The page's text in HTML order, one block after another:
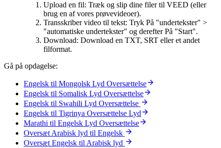
Upload en fil: Træk og slip dine filer til VEED (eller
brug en af vores prøvevideoer).
Transskriber video til tekst: Tryk På "undertekster" >
"automatiske undertekster" og derefter På "Start".
Download: Download en TXT, SRT eller et andet
filformat.
Gå på opdagelse:
Engelsk til Mongolsk Lyd Oversættelse
Engelsk til Somalisk Lyd Oversættelse
Engelsk til Swahili Lyd Oversættelse
Engelsk til Tigrinya Oversættelse Lyd
Marathi til Engelsk Lyd Oversættelse
Oversæt Arabisk lyd til Engelsk
Oversæt Engelsk til Arabisk lyd